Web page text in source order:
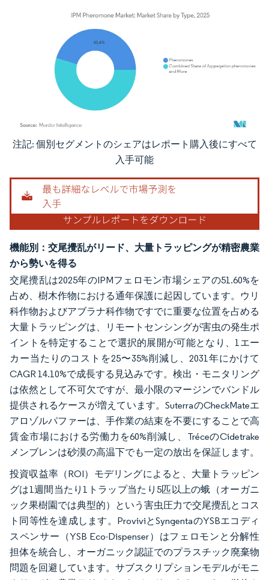
画像 © Mordor Intelligence。再利用にはCC BY 4.0の表示が必要です。
注記: 個別セグメントのシェアはレポート購入後にすべて
入手可能
機能別：交尾攪乱がリード、大量トラッピングが精密農業
から勢いを得る
交尾攪乱は2025年のIPMフェロモン市場シェアの51.60%を
占め、樹木作物における通年保護に起因しています。ウリ
科作物およびアブラナ科作物ですでに重要な位置を占める
大量トラッピングは、リモートセンシングが害虫の発生ポ
イントを特定することで選択的展開が可能となり、1エー
カー当たりのコストを25〜35%削減し、2031年にかけて
CAGR 14.10%で成長する見込みです。検出・モニタリング
は依然として不可欠ですが、最小限のマージンでバンドル
提供されるケースが増えています。SuterraのCheckMateエ
アロゾルパファーは、手作業の結束を不要にすることで高
賃金市場における労働力を60%削減し、TréceのCidetrake
メンブレンは砂漠の高温下でも一定の放出を保証します。
投資収益率（ROI）モデリングによると、大量トラッピン
グは1週間当たり1トラップ当たり5匹以上の蛾（オーガニ
ック果樹園では典型的）という害虫圧力で交尾攪乱とコス
ト同等性を達成します。ProviviとSyngentaのYSBエコディ
スペンサー（YSB Eco-Dispenser）はフェロモンと分解性
担体を統合し、オーガニック認証でのプラスチック廃棄物
問題を回避しています。サブスクリプションモデルがモニ